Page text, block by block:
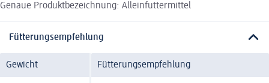
Genaue Produktbezeichnung: Alleinfuttermittel
Fütterungsempfehlung
Gewicht Fütterungsempfehlung